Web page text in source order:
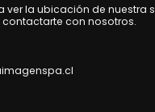
ver la ubicación de nuestra
contactarte con nosotros.